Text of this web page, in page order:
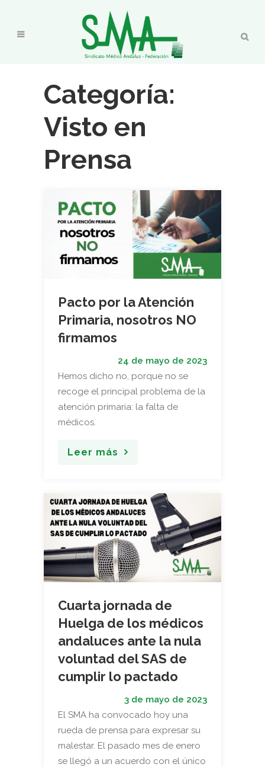
Categoría:
Visto en
Prensa
Pacto por la Atención
Primaria, nosotros NO
firmamos
24 de mayo de 2023
Hemos dicho no, porque no se
recoge el principal problema de la
atención primaria: la falta de
médicos.
Leer más
Cuarta jornada de
Huelga de los médicos
andaluces ante la nula
voluntad del SAS de
cumplir lo pactado
3 de mayo de 2023
El SMA ha convocado hoy una
rueda de prensa para expresar su
malestar. El pasado mes de enero
se llegó a un acuerdo con el único